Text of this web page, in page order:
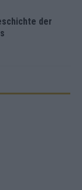
der